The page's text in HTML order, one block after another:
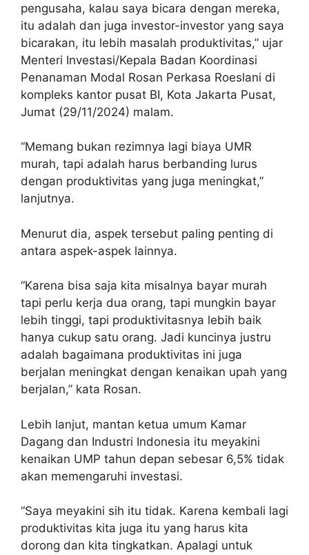
pengusaha, kalau saya bicara dengan mereka,
itu adalah dan juga investor-investor yang saya
bicarakan, itu lebih masalah produktivitas,” ujar
Menteri Investasi/Kepala Badan Koordinasi
Penanaman Modal Rosan Perkasa Roeslani di
kompleks kantor pusat BI, Kota Jakarta Pusat,
Jumat (29/11/2024) malam.
“Memang bukan rezimnya lagi biaya UMR
murah, tapi adalah harus berbanding lurus
dengan produktivitas yang juga meningkat,”
lanjutnya.
Menurut dia, aspek tersebut paling penting di
antara aspek-aspek lainnya.
“Karena bisa saja kita misalnya bayar murah
tapi perlu kerja dua orang, tapi mungkin bayar
lebih tinggi, tapi produktivitasnya lebih baik
hanya cukup satu orang. Jadi kuncinya justru
adalah bagaimana produktivitas ini juga
berjalan meningkat dengan kenaikan upah yang
berjalan,” kata Rosan.
Lebih lanjut, mantan ketua umum Kamar
Dagang dan Industri Indonesia itu meyakini
kenaikan UMP tahun depan sebesar 6,5% tidak
akan memengaruhi investasi.
“Saya meyakini sih itu tidak. Karena kembali lagi
produktivitas kita juga itu yang harus kita
dorong dan kita tingkatkan. Apalagi untuk